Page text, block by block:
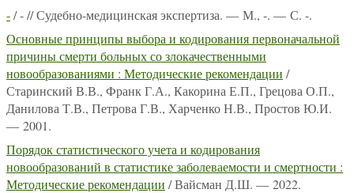
-/ - // Судебно-медицинская экспертиза. — М., -. — С. -.
Основные принципы выбора и кодирования первоначальной
причины смерти больных со злокачественными
новообразованиями : Методические рекомендации /
Старинский В.В., Франк Г.А., Какорина Е.П., Грецова О.П.,
Данилова Т.В., Петрова Г.В., Харченко Н.В., Простов Ю.И.
— 2001.
Порядок статистического учета и кодирования
новообразований в статистике заболеваемости и смертности :
Методические рекомендации / Вайсман Д.Ш. — 2022.